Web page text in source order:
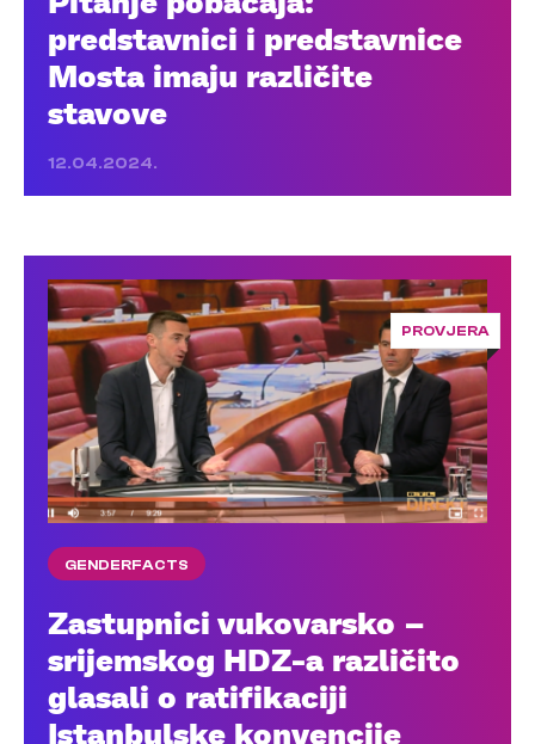
predstavnici i predstavnice
Mosta imaju različite
stavove
12.04.2024.
PROVJERA
GENDERFACTS
Zastupnici vukovarsko –
srijemskog HDZ-a različito
glasali o ratifikaciji
Istanbulske konvencije